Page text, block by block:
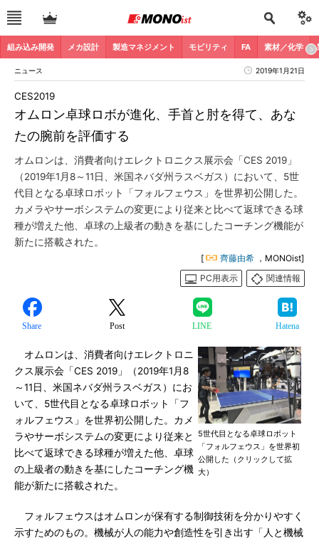
組み込み開発 メカ設計 製造マネジメント モビリティ FA 素材／化学
ニュース 2019年1月21日
オムロン卓球ロボが進化、手首と肘を得て、あな
たの腕前を評価する
CES2019
オムロンは、消費者向けエレクトロニクス展示会「CES 2019」
（2019年1月8～11日、米国ネバダ州ラスベガス）において、5世
代目となる卓球ロボット「フォルフェウス」を世界初公開した。
カメラやサーボシステムの変更により従来と比べて返球できる球
種が増えた他、卓球の上級者の動きを基にしたコーチング機能が
新たに搭載された。
[ 齊藤由希 ，MONOist]
PC用表示
関連情報
Share Post LINE Hatena
5世代目となる卓球ロボット
「フォルフェウス」を世界初
公開した（クリックして拡
大）
オムロンは、消費者向けエレクトロニ
クス展示会「CES 2019」（2019年1月8
～11日、米国ネバダ州ラスベガス）にお
いて、5世代目となる卓球ロボット「フ
ォルフェウス」を世界初公開した。カメ
ラやサーボシステムの変更により従来と
比べて返球できる球種が増えた他、卓球
の上級者の動きを基にしたコーチング機
能が新たに搭載された。
フォルフェウスはオムロンが保有する制御技術を分かりやすく
示すためのもの。機械が人の能力や創造性を引き出す「人と機械